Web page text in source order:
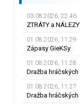
03.08.2026, 22.46
ZTRÁTY a NÁLEZY
01.08.2026, 11.29
Zápasy GieKSy
01.08.2026, 11.28
01.08.2026, 11.27